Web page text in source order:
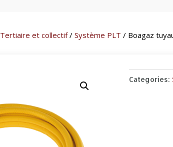
Tertiaire et collectif/Système PLT / Boagaz
Categories: